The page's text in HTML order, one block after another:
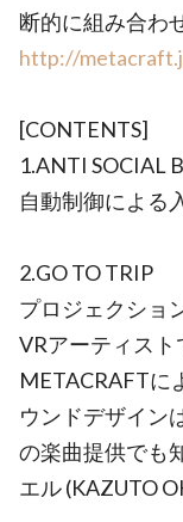
断的に組み合わ
http://
[CONTENTS]
1.ANTI SOCIAL
自動制御による
2.GO TO TRIP
プロジェクショ
VRアーティスト
METACRAFTに
ウンドデザイン
の楽曲提供でも
エル (KAZUTO